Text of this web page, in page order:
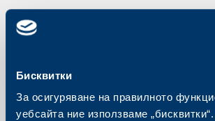
Бисквитки
За осигуряване на правилното
уебсайта ние използваме